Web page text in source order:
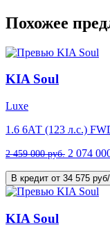
Похожее
KIA Soul
Luxe
1.6 6АТ (123 л.с.)
2 459 000 руб. 2 074
В кредит от 34 575
KIA Soul